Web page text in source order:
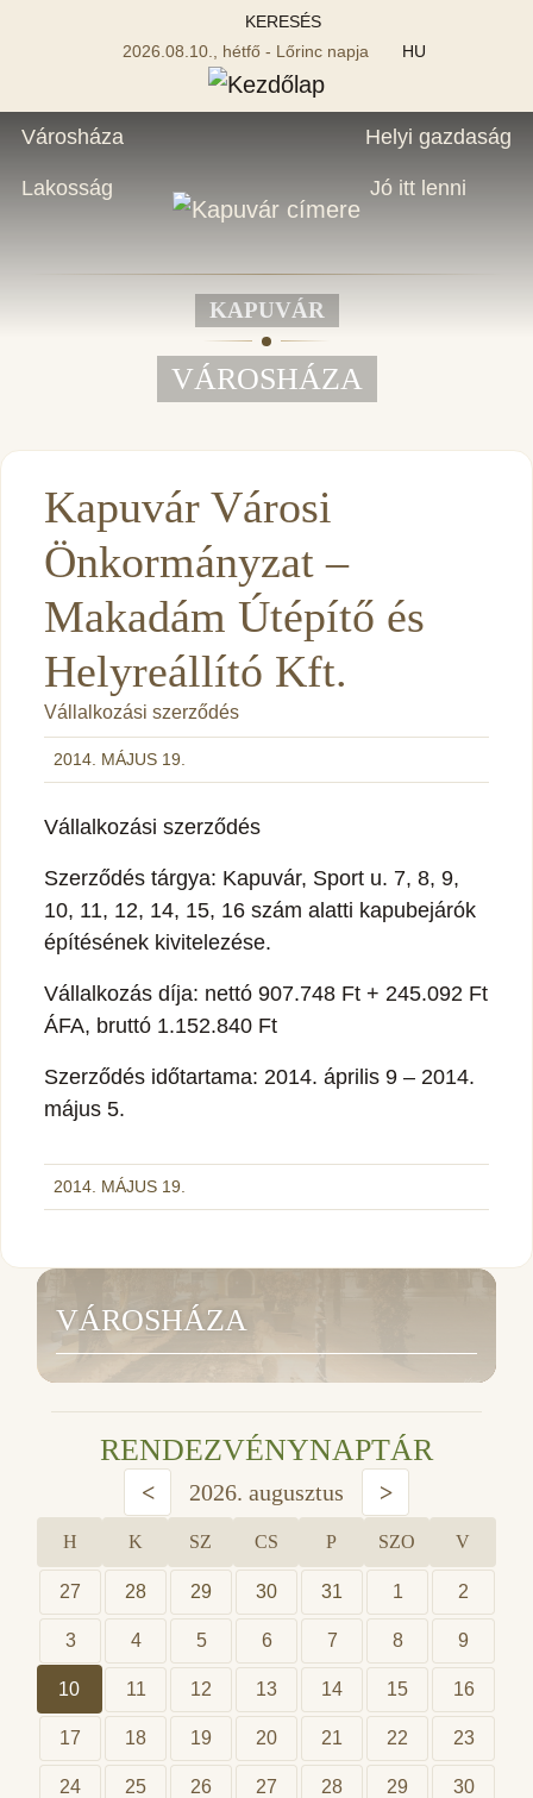
KERESÉS
2026.08.10., hétfő - Lőrinc napja
HU
Városháza
Lakosság
Helyi gazdaság
Jó itt lenni
KAPUVÁR
VÁROSHÁZA
Kapuvár Városi
Önkormányzat –
Makadám Útépítő és
Helyreállító Kft.
Vállalkozási szerződés
2014. MÁJUS 19.
Vállalkozási szerződés
Szerződés tárgya: Kapuvár, Sport u. 7, 8, 9,
10, 11, 12, 14, 15, 16 szám alatti kapubejárók
építésének kivitelezése.
Vállalkozás díja: nettó 907.748 Ft + 245.092 Ft
ÁFA, bruttó 1.152.840 Ft
Szerződés időtartama: 2014. április 9 – 2014.
május 5.
2014. MÁJUS 19.
VÁROSHÁZA
RENDEZVÉNYNAPTÁR
< 2026. augusztus >
H K SZ CS P SZO V
27 28 29 30 31 1 2
3 4 5 6 7 8 9
10 11 12 13 14 15 16
17 18 19 20 21 22 23
24 25 26 27 28 29 30